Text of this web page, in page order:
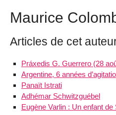
Maurice
Articles de cet
Práxedis G. Guerrero (28
Argentine, 6 années
Panaït Istrati
Adhémar Schwitzguébel
Eugène Varlin : Un enfant